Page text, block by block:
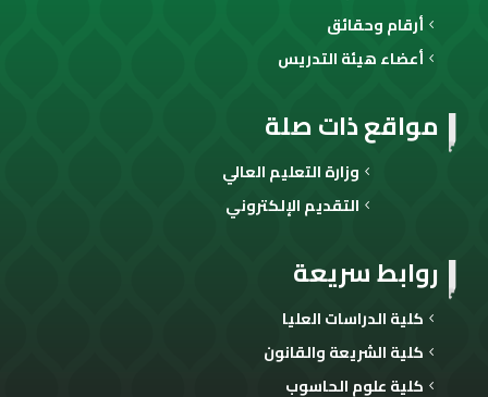
روابط سريعة
كلية الدراسات العليا
كلية الشريعة والقانون
كلية علوم الحاسوب
مواقع ذات صلة
وزارة التعليم العالي
التقديم الإلكتروني
أرقام وحقائق
أعضاء هيئة التدريس